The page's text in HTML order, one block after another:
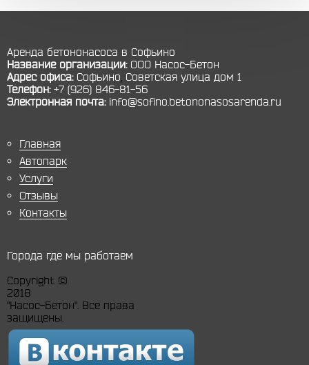
Аренда бетононасоса в Софьино
Название организации: ООО Насос-Бетон
Адрес офиса: Софьино Советская улица дом 1
Телефон: +7 (926) 846-81-56
Электронная почта: info@sofino.betononasosarenda.ru
Главная
Автопарк
Услуги
Отзывы
Контакты
Города где мы работаем
Copyright ©
2018
"Насос-Бетон". Все права
защищены.